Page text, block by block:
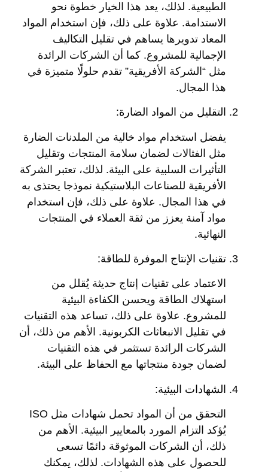
الطبيعية. لذلك، يعد هذا الخيار خطوة نحو
الاستدامة. علاوة على ذلك، فإن استخدام المواد
المعاد تدويرها يساهم في تقليل التكاليف
الإجمالية للمشروع. كما أن الشركات الرائدة
مثل “الشركة الأفريقية” تقدم حلولًا متميزة في
هذا المجال.
التقليل من المواد الضارة:
يفضل استخدام مواد خالية من الملدنات الضارة
مثل الفثالات لضمان سلامة المنتجات وتقليل
التأثيرات السلبية على البيئة. لذلك، تعتبر الشركة
الأفريقية للصناعات البلاستيكية نموذجا يحتذى به
في هذا المجال. علاوة على ذلك، فإن استخدام
مواد آمنة يعزز من ثقة العملاء في المنتجات
النهائية.
تقنيات الإنتاج الموفرة للطاقة:
الاعتماد على تقنيات إنتاج حديثة يُقلل من
استهلاك الطاقة ويحسن الكفاءة البيئية
للمشروع. علاوة على ذلك، تساعد هذه التقنيات
في تقليل الانبعاثات الكربونية. الأهم من ذلك، أن
الشركات الرائدة تستثمر في هذه التقنيات
لضمان جودة منتجاتها مع الحفاظ على البيئة.
الشهادات البيئية:
التحقق من أن المواد تحمل شهادات مثل ISO
يُؤكد التزام المورد بالمعايير البيئية. الأهم من
ذلك، أن الشركات الموثوقة دائمًا تسعى
للحصول على هذه الشهادات. لذلك، يمكنك